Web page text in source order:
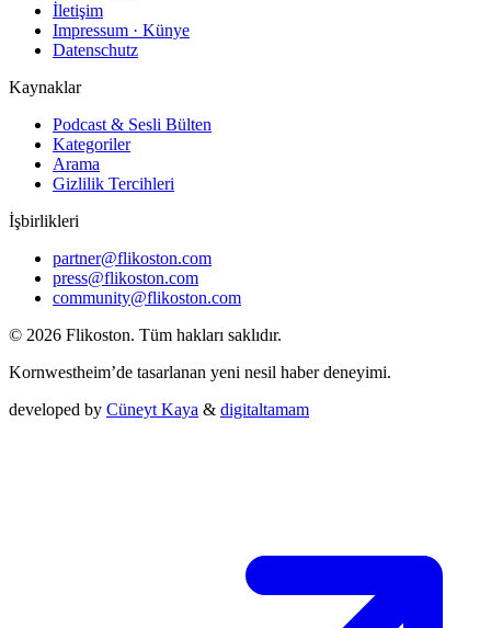
İletişim
Impressum · Künye
Datenschutz
Kaynaklar
Podcast & Sesli Bülten
Kategoriler
Arama
Gizlilik Tercihleri
İşbirlikleri
partner@flikoston.com
press@flikoston.com
community@flikoston.com
© 2026 Flikoston. Tüm hakları saklıdır.
Kornwestheim’de tasarlanan yeni nesil haber deneyimi.
developed by Cüneyt Kaya & digitaltamam